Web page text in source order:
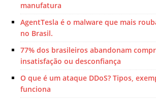
manufatura
AgentTesla é o malware que mais
no Brasil.
77% dos brasileiros abandonam
insatisfação ou desconfiança
O que é um ataque DDoS? Tipos,
funciona